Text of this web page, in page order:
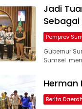
Jadi
Pemprov
Gubernur
Sumsel
Herman
Berita Daerah